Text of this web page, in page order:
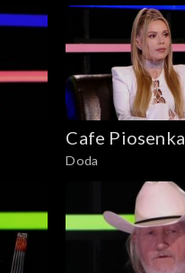
Cafe Piosenka
Doda